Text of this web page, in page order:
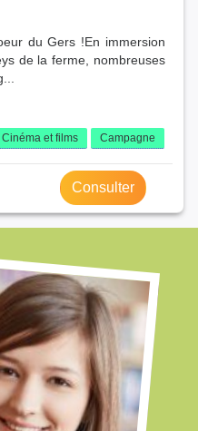
du Gers !En immersion
de la ferme, nombreuses
Cinéma et films Campagne
Consulter